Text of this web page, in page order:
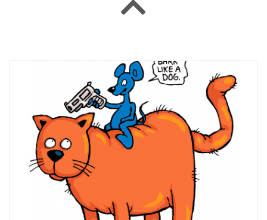
#23156 Torontali Balazs Válasz
NAgyon Szupi! Tobb ilyet!